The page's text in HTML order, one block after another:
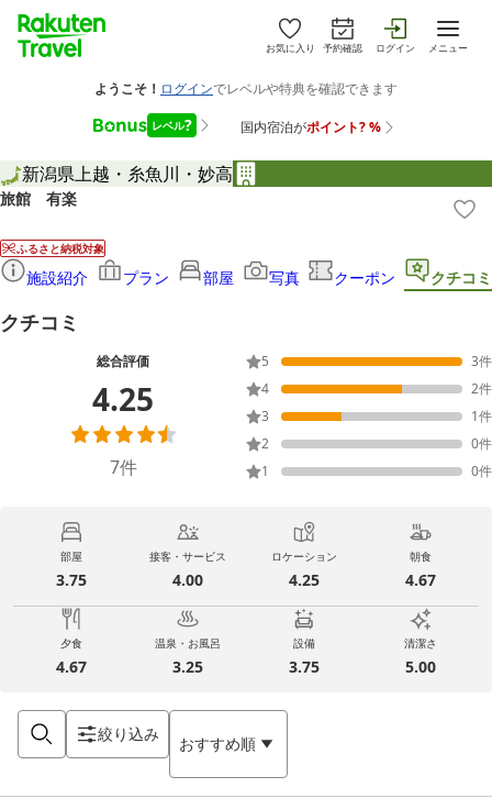
お気に入り 予約確認 ログイン メニュー
新潟県上越・糸魚川・妙高
旅館 有楽
ふるさと納税対象
施設紹介 プラン 部屋 写真 クーポン クチコミ
クチコミ
総合評価
4.25
7件
5 3件
4
2件
3
1件
2
0件
1
0件
部屋
3.75
接客・サービス
4.00
ロケーション
4.25
朝食
4.67
夕食
4.67
温泉・お風呂
3.25
設備
3.75
清潔さ
5.00
絞り込み おすすめ順